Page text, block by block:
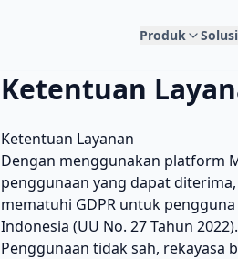
Produk Solusi
Ketentuan
Ketentuan Layanan
Dengan menggunakan platform
penggunaan yang dapat
mematuhi GDPR untuk pengguna
Indonesia (UU No. 27 Tahun 2022).
Penggunaan tidak sah,